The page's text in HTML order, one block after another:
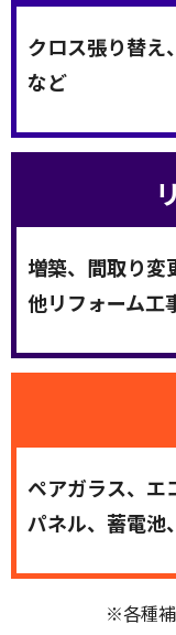
クロス張り替え
など
増築、間取り変
他リフォーム工
ペアガラス、エ
パネル、蓄電池
※各種